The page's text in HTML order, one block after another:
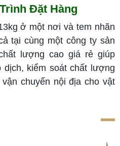
Đặt Hàng
ở một nơi và tem nhãn
tại cùng một công ty sản
lượng cao giá rẻ giúp
dịch, kiểm soát chất lượng
chuyển nội địa cho vật